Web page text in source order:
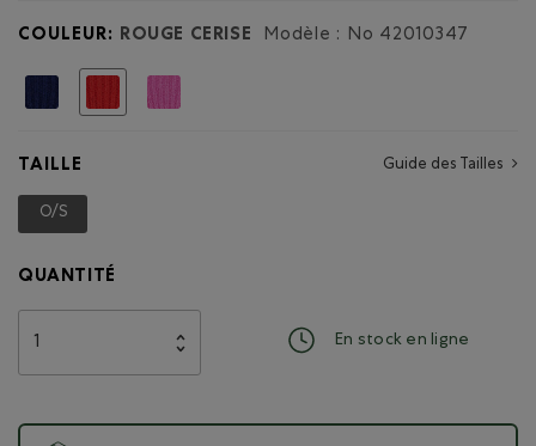
COULEUR: ROUGE CERISE Modèle : No 42010347
TAILLE Guide des Tailles
O/S
QUANTITÉ
En stock en ligne